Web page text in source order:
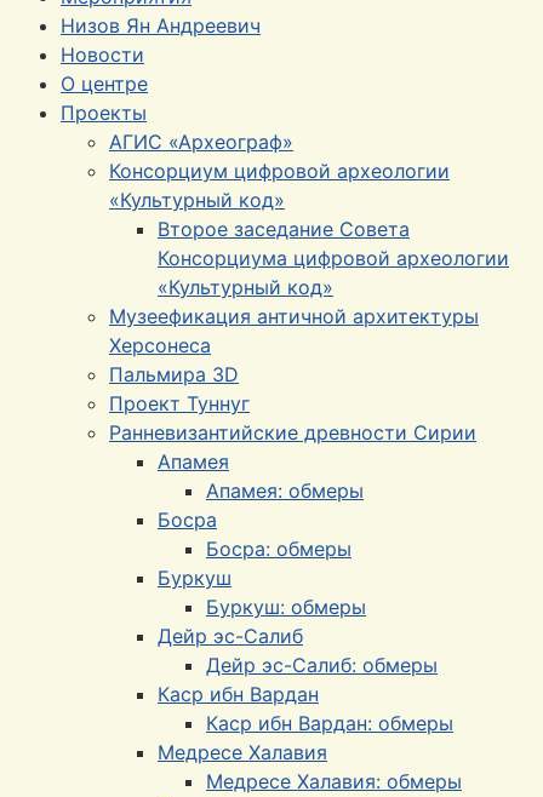
Низов Ян Андреевич
Новости
О центре
Проекты
АГИС «Археограф»
Консорциум цифровой археологии
«Культурный код»
Второе заседание Совета
Консорциума цифровой археологии
«Культурный код»
Музеефикация античной архитектуры
Херсонеса
Пальмира 3D
Проект Туннуг
Ранневизантийские древности Сирии
Апамея
Апамея: обмеры
Босра
Босра: обмеры
Буркуш
Буркуш: обмеры
Дейр эс-Салиб
Дейр эс-Салиб: обмеры
Каср ибн Вардан
Каср ибн Вардан: обмеры
Медресе Халавия
Медресе Халавия: обмеры